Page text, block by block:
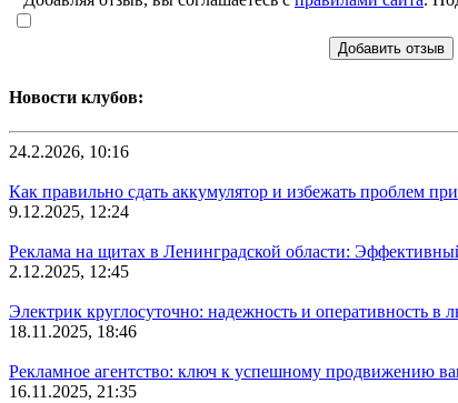
Добавить отзыв
Новости клубов:
24.2.2026, 10:16
Как правильно сдать аккумулятор и избежать проблем
9.12.2025, 12:24
Реклама на щитах в Ленинградской области:
2.12.2025, 12:45
Электрик круглосуточно: надежность и оперативность в
18.11.2025, 18:46
Рекламное агентство: ключ к успешному продвижению
16.11.2025, 21:35